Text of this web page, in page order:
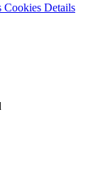
Cookies Details